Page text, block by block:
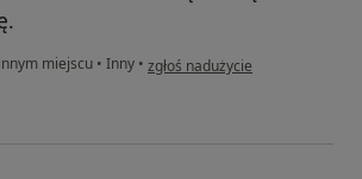
miejscu • Inny • w opinii użytkownika Danuta
zgłoś nadużycie